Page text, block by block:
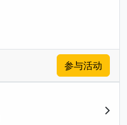
参与活动